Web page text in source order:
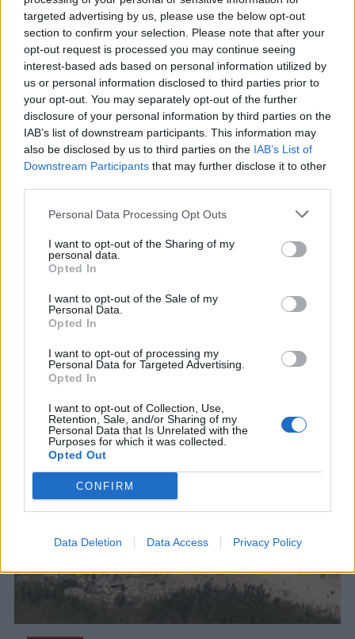
targeted advertising by us, please use the below opt-out
section to confirm your selection. Please note that after your
opt-out request is processed you may continue seeing
interest-based ads based on personal information utilized by
us or personal information disclosed to third parties prior to
your opt-out. You may separately opt-out of the further
disclosure of your personal information by third parties on the
IAB’s list of downstream participants. This information may
also be disclosed by us to third parties on the IAB’s List of
Downstream Participants that may further disclose it to other
Personal Data Processing Opt Outs
I want to opt-out of the Sharing of my
personal data.
Opted In
I want to opt-out of the Sale of my
Personal Data.
Opted In
I want to opt-out of processing my
Personal Data for Targeted Advertising.
Opted In
I want to opt-out of Collection, Use,
Retention, Sale, and/or Sharing of my
Personal Data that Is Unrelated with the
Purposes for which it was collected.
Opted Out
CONFIRM
Data Deletion Data Access Privacy Policy
παραβιάσεις ο
απολογισμός
ΣΧΕΤΙΚΑ ΑΡΘΡΑ